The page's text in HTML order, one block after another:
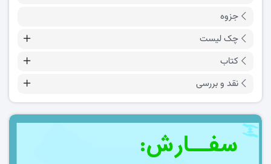
جزوه
چک لیست
کتاب
نقد و بررسی